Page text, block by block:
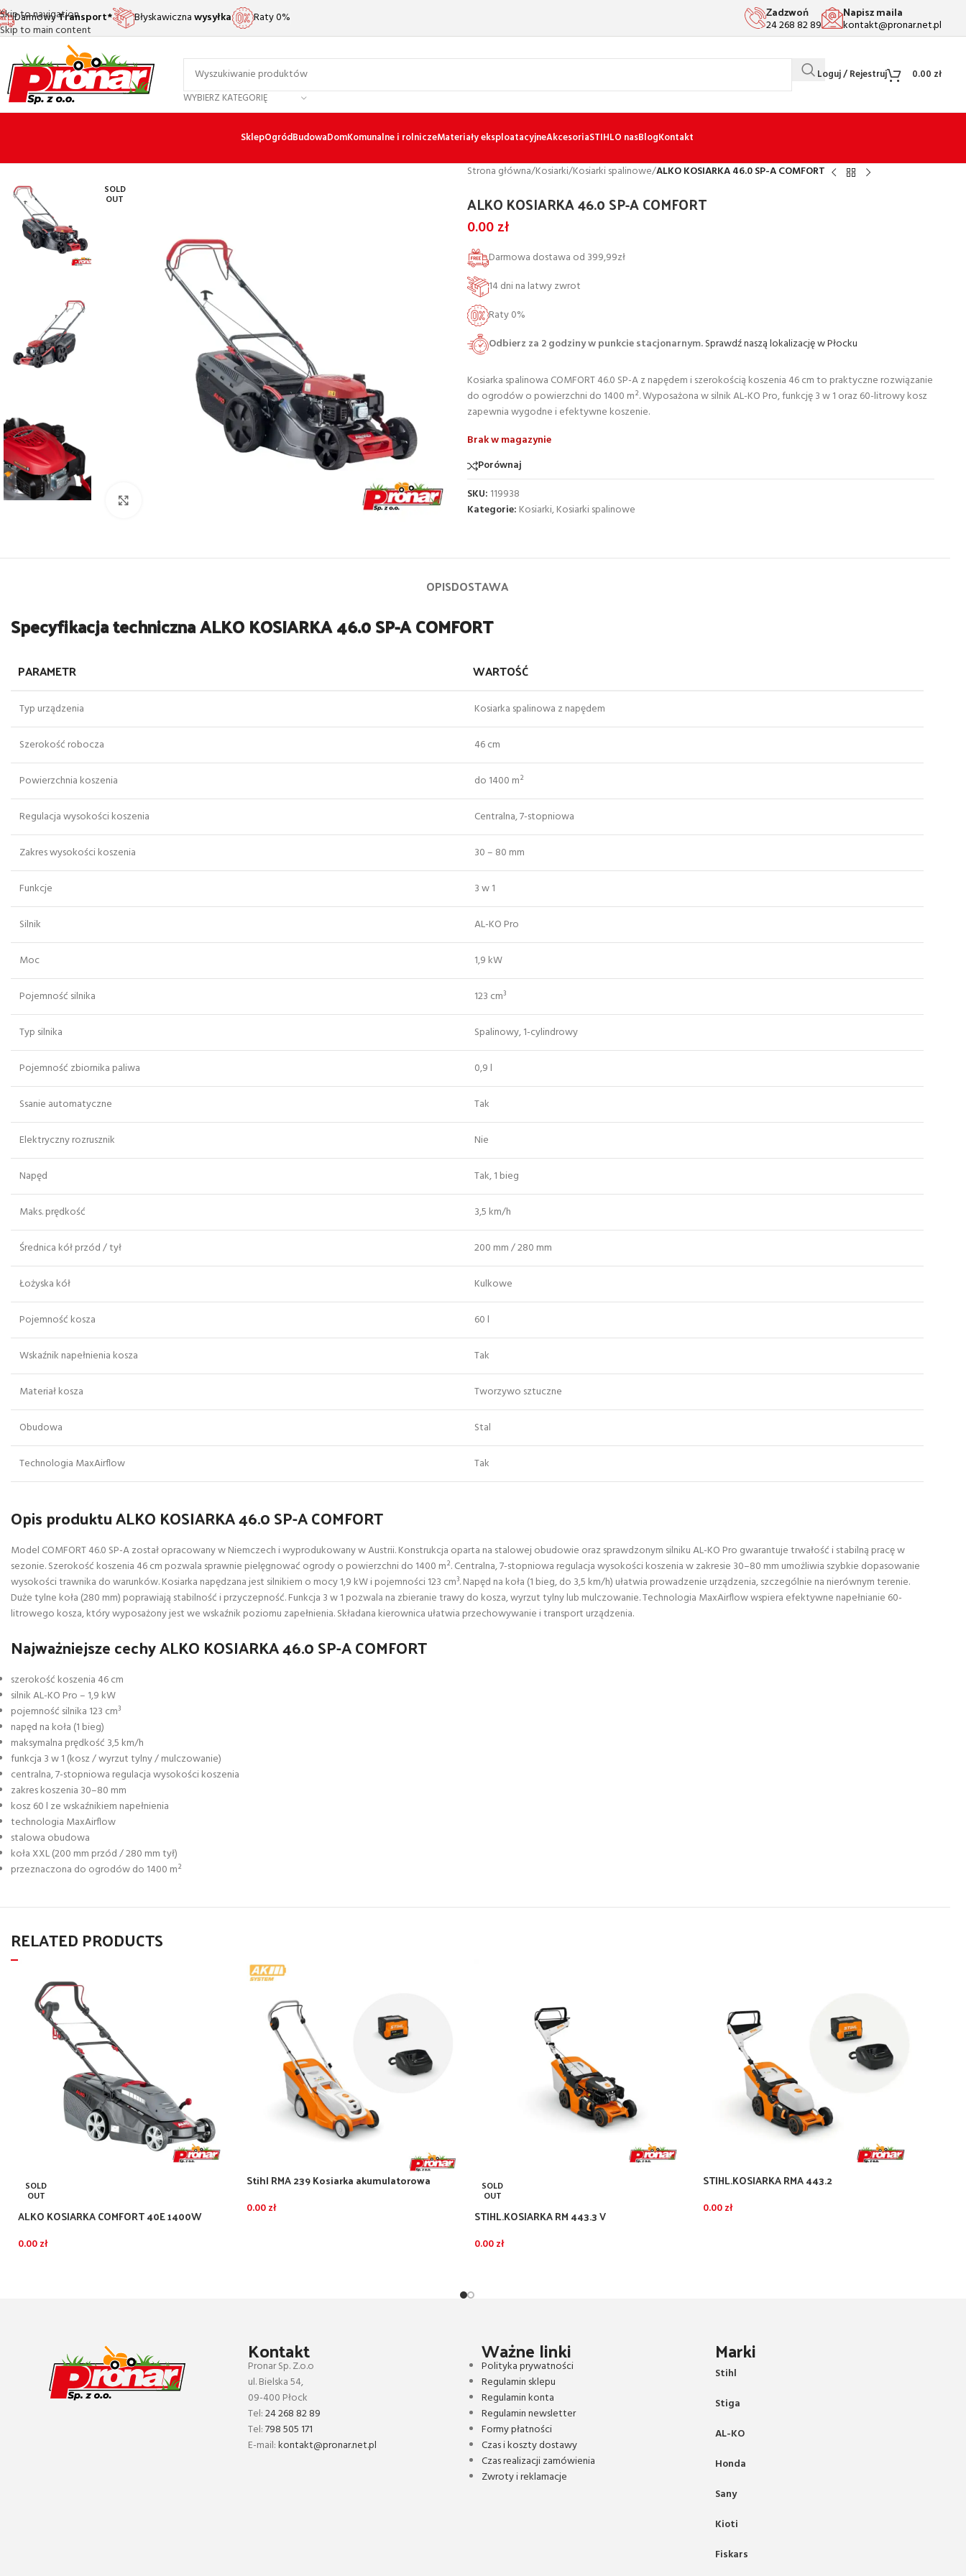
Skip to navigation
Skip to main content
DarmowyTransport* Błyskawicznawysyłka Raty 0% Zadzwoń
24 268 82 89
Napisz maila
kontakt@pronar.net.pl
WYBIERZ KATEGORIĘ
Loguj / Rejestruj 0.00 zł
SklepOgródBudowaDomKomunalne i rolniczeMateriały eksploatacyjneAkcesoriaSTIHLO nasBlogKontakt
SOLD
OUT
Strona główna/Kosiarki/Kosiarki spalinowe/ALKO KOSIARKA 46.0 SP-A COMFORT
ALKO KOSIARKA 46.0 SP-A COMFORT
0.00zł
Darmowa dostawa od 399,99zł
14 dni na latwy zwrot
Raty 0%
Odbierz za 2 godziny w punkcie stacjonarnym.Sprawdź naszą lokalizację w Płocku
Kosiarka spalinowa COMFORT 46.0 SP-A z napędem i szerokością koszenia 46 cm to praktyczne rozwiązanie
do ogrodów o powierzchni do 1400 m². Wyposażona w silnik AL-KO Pro, funkcję 3 w 1 oraz 60-litrowy kosz
zapewnia wygodne i efektywne koszenie.
Brak w magazynie
Porównaj
SKU: 119938
Kategorie: Kosiarki,Kosiarki spalinowe
OPISDOSTAWA
Specyfikacja techniczna ALKO KOSIARKA 46.0 SP-A COMFORT
PARAMETR WARTOŚĆ
Typ urządzenia Kosiarka spalinowa z napędem
Szerokość robocza 46 cm
Powierzchnia koszenia do 1400 m²
Regulacja wysokości koszenia Centralna, 7-stopniowa
Zakres wysokości koszenia 30 – 80 mm
Funkcje 3 w 1
Silnik AL-KO Pro
Moc 1,9 kW
Pojemność silnika 123 cm³
Typ silnika Spalinowy, 1-cylindrowy
Pojemność zbiornika paliwa 0,9 l
Ssanie automatyczne Tak
Elektryczny rozrusznik Nie
Napęd Tak, 1 bieg
Maks. prędkość 3,5 km/h
Średnica kół przód / tył 200 mm / 280 mm
Łożyska kół Kulkowe
Pojemność kosza 60 l
Wskaźnik napełnienia kosza Tak
Materiał kosza Tworzywo sztuczne
Obudowa Stal
Technologia MaxAirflow Tak
Opis produktu ALKO KOSIARKA 46.0 SP-A COMFORT
Model COMFORT 46.0 SP-A został opracowany w Niemczech i wyprodukowany w Austrii. Konstrukcja oparta na stalowej obudowie oraz sprawdzonym silniku AL-KO Pro gwarantuje trwałość i stabilną pracę w
sezonie. Szerokość koszenia 46 cm pozwala sprawnie pielęgnować ogrody o powierzchni do 1400 m². Centralna, 7-stopniowa regulacja wysokości koszenia w zakresie 30–80 mm umożliwia szybkie dopasowanie
wysokości trawnika do warunków. Kosiarka napędzana jest silnikiem o mocy 1,9 kW i pojemności 123 cm³. Napęd na koła (1 bieg, do 3,5 km/h) ułatwia prowadzenie urządzenia, szczególnie na nierównym terenie.
Duże tylne koła (280 mm) poprawiają stabilność i przyczepność. Funkcja 3 w 1 pozwala na zbieranie trawy do kosza, wyrzut tylny lub mulczowanie. Technologia MaxAirflow wspiera efektywne napełnianie 60-
litrowego kosza, który wyposażony jest we wskaźnik poziomu zapełnienia. Składana kierownica ułatwia przechowywanie i transport urządzenia.
Najważniejsze cechy ALKO KOSIARKA 46.0 SP-A COMFORT
szerokość koszenia 46 cm
silnik AL-KO Pro – 1,9 kW
pojemność silnika 123 cm³
napęd na koła (1 bieg)
maksymalna prędkość 3,5 km/h
funkcja 3 w 1 (kosz / wyrzut tylny / mulczowanie)
centralna, 7-stopniowa regulacja wysokości koszenia
zakres koszenia 30–80 mm
kosz 60 l ze wskaźnikiem napełnienia
technologia MaxAirflow
stalowa obudowa
koła XXL (200 mm przód / 280 mm tył)
przeznaczona do ogrodów do 1400 m²
RELATED PRODUCTS
SOLD
OUT
ALKO KOSIARKA COMFORT 40E 1400W
0.00zł
Stihl RMA 239 Kosiarka akumulatorowa
AL101
0.00zł
SOLD
OUT
STIHL.KOSIARKA RM 443.3 V
0.00zł
STIHL.KOSIARKA RMA 443.2
0.00zł
Kontakt
Pronar Sp. Z.o.o
ul. Bielska 54,
09-400 Płock
Tel:24 268 82 89
Tel:798 505 171
E-mail:kontakt@pronar.net.pl
Ważne linki
Polityka prywatności
Regulamin sklepu
Regulamin konta
Regulamin newsletter
Formy płatności
Czas i koszty dostawy
Czas realizacji zamówienia
Zwroty i reklamacje
Marki
Stihl
Stiga
AL-KO
Honda
Sany
Kioti
Fiskars